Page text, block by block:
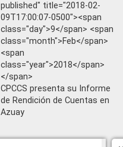
published" title="2018-02-
09T17:00:07-0500"><span
class="day">9</span> <span
class="month">Feb</span>
<span
class="year">2018</span>
</span>
CPCCS presenta su Informe
de Rendición de Cuentas en
Azuay